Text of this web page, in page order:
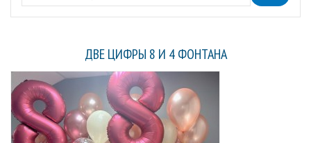
ДВЕ ЦИФРЫ 8 И 4 ФОНТАНА